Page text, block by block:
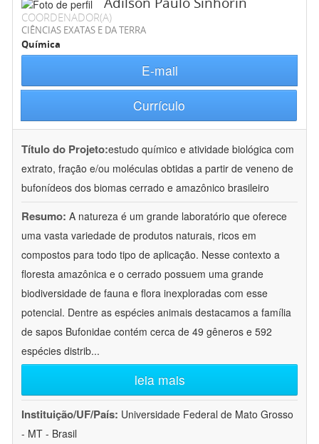
COORDENADOR(A)
CIÊNCIAS EXATAS E DA TERRA
Química
E-mail
Currículo
Título do Projeto:estudo químico e atividade biológica com
extrato, fração e/ou moléculas obtidas a partir de veneno de
bufonídeos dos biomas cerrado e amazônico brasileiro
Resumo: A natureza é um grande laboratório que oferece
uma vasta variedade de produtos naturais, ricos em
compostos para todo tipo de aplicação. Nesse contexto a
floresta amazônica e o cerrado possuem uma grande
biodiversidade de fauna e flora inexploradas com esse
potencial. Dentre as espécies animais destacamos a família
de sapos Bufonidae contém cerca de 49 gêneros e 592
espécies distrib...
leia mais
Instituição/UF/País: Universidade Federal de Mato Grosso
- MT - Brasil